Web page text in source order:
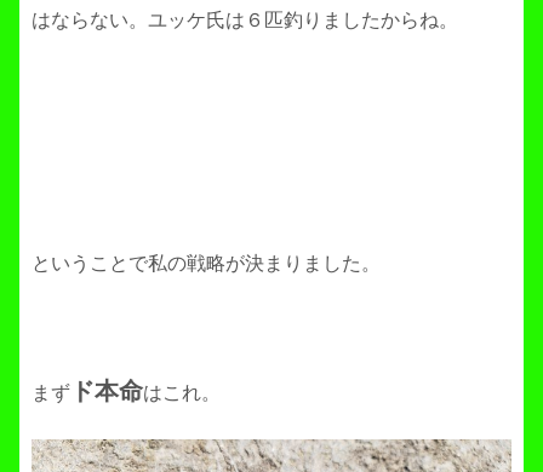
はならない。ユッケ氏は６匹釣りましたからね。
ということで私の戦略が決まりました。
まず ド本命はこれ。